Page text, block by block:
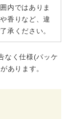
内ではありま
香りなど、違
承ください。
なく仕様(パッケ
あります。